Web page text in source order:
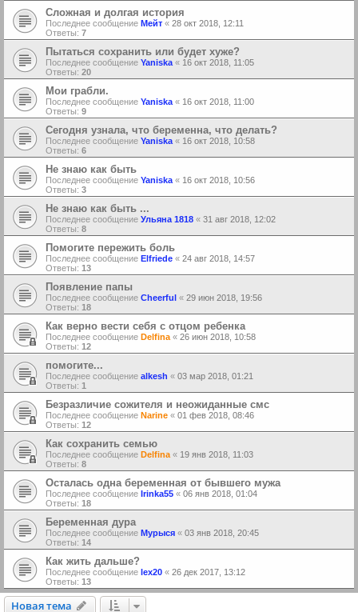
Сложная и долгая история
Последнее сообщение Мейт « 28 окт 2018, 12:11
Ответы: 7
Пытаться сохранить или будет хуже?
Последнее сообщение Yaniska « 16 окт 2018, 11:05
Ответы: 20
Мои грабли.
Последнее сообщение Yaniska « 16 окт 2018, 11:00
Ответы: 9
Сегодня узнала, что беременна, что делать?
Последнее сообщение Yaniska « 16 окт 2018, 10:58
Ответы: 6
Не знаю как быть
Последнее сообщение Yaniska « 16 окт 2018, 10:56
Ответы: 3
Не знаю как быть ...
Последнее сообщение Ульяна 1818 « 31 авг 2018, 12:02
Ответы: 8
Помогите пережить боль
Последнее сообщение Elfriede « 24 авг 2018, 14:57
Ответы: 13
Появление папы
Последнее сообщение Cheerful « 29 июн 2018, 19:56
Ответы: 18
Как верно вести себя с отцом ребенка
Последнее сообщение Delfina « 26 июн 2018, 10:58
Ответы: 12
помогите...
Последнее сообщение alkesh « 03 мар 2018, 01:21
Ответы: 1
Безразличие сожителя и неожиданные смс
Последнее сообщение Narine « 01 фев 2018, 08:46
Ответы: 12
Как сохранить семью
Последнее сообщение Delfina « 19 янв 2018, 11:03
Ответы: 8
Осталась одна беременная от бывшего мужа
Последнее сообщение Irinka55 « 06 янв 2018, 01:04
Ответы: 18
Беременная дура
Последнее сообщение Мурыся « 03 янв 2018, 20:45
Ответы: 14
Как жить дальше?
Последнее сообщение lex20 « 26 дек 2017, 13:12
Ответы: 13
Новая тема
Новаятема